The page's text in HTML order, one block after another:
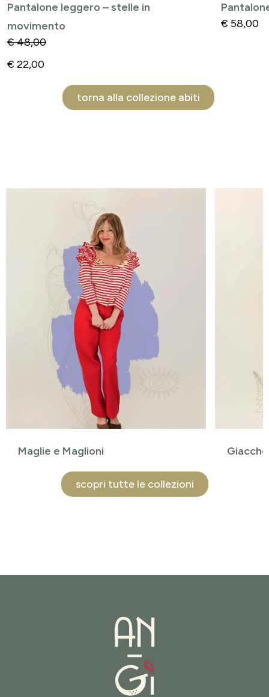
Pantalone leggero – stelle in
movimento
€48,00
€ 22,00
€ 58,00
torna alla collezione abiti
Maglie e Maglioni
scopri tutte le collezioni